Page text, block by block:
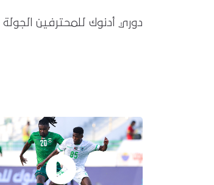
دوري أدنوك للمحترفين الجولة 26